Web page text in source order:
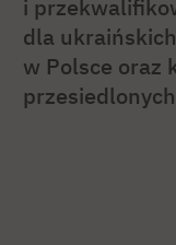
i
dla
w Polsce oraz